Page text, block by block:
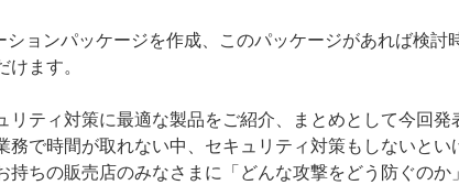
ョンパッケージを作成、このパッケージがあれば検討
ます。
リティ対策に最適な製品をご紹介、まとめとして今回発
務で時間が取れない中、セキュリティ対策もしないとい
ちの販売店のみなさまに「どんな攻撃をどう防ぐのか